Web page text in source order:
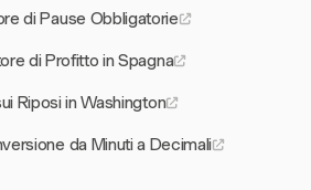
di Pause Obbligatorie
di Profitto in Spagna
Riposi in Washington
da Minuti a Decimali